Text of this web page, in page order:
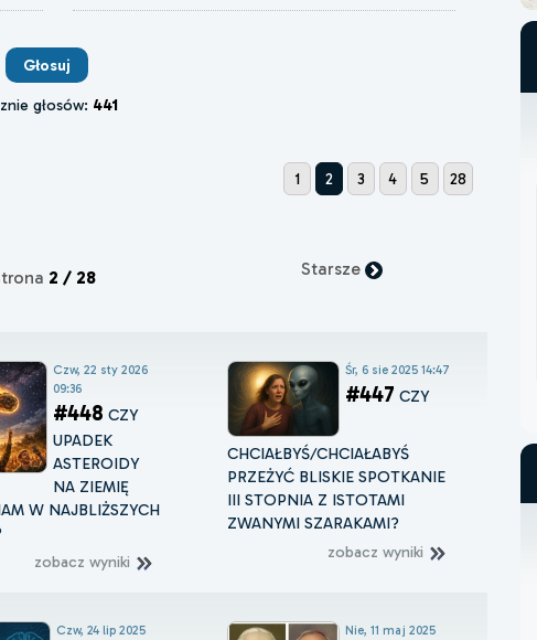
głosów: 441
1 2 3 4 5 28
2 / 28 Starsze
Czw, 22 sty 2026
09:36
#448 CZY
UPADEK
ASTEROIDY
NA ZIEMIĘ
W NAJBLIŻSZYCH
zobacz wyniki
Śr, 6 sie 2025 14:47
#447 CZY
CHCIAŁBYŚ/CHCIAŁABYŚ
PRZEŻYĆ BLISKIE SPOTKANIE
III STOPNIA Z ISTOTAMI
ZWANYMI SZARAKAMI?
zobacz wyniki
Czw, 24 lip 2025
Nie, 11 maj 2025